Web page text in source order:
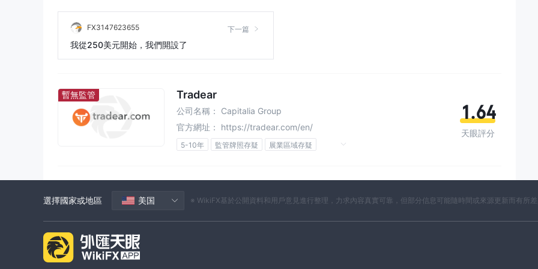
FX3147623655
我從250美元開始，我們開設了
下一篇
暫無監管 Tradear
公司名稱： Capitalia Group
官方網址： https://tradear.com/en/
5-10年 監管牌照存疑
展業區域存疑
1.64
天眼評分
選擇國家或地區 美国 ※ WikiFX基於公開資料和用戶意見進行整理，力求內容真實可靠，但部分信息可能隨時間或來源更新而有所